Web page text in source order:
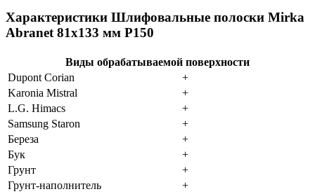
Характеристики Шлифовальные полоски Mirka
Abranet 81x133 мм P150
Виды обрабатываемой поверхности
Dupont Corian
+
Karonia Mistral
+
L.G. Himacs
+
Samsung Staron
+
Береза
+
Бук
+
Грунт
+
Грунт-наполнитель
+